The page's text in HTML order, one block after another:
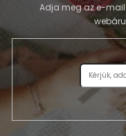
Adja meg az e-